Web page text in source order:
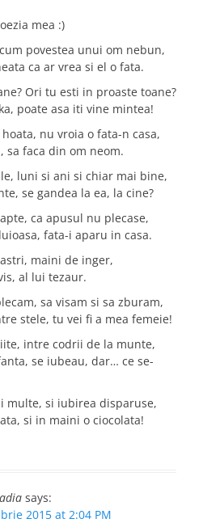
mea :)
povestea unui om nebun,
ca ar vrea si el o fata.
Ori tu esti in proaste toane?
poate asa iti vine mintea!
nu vroia o fata-n casa,
sa faca din om neom.
luni si ani si chiar mai bine,
se gandea la ea, la cine?
ca apusul nu plecase,
fata-i aparu in casa.
maini de inger,
al lui tezaur.
sa visam si sa zburam,
stele, tu vei fi a mea femeie!
intre codrii de la munte,
se iubeau, dar… ce se-
multe, si iubirea disparuse,
si in maini o ciocolata!
says:
2015 at 2:04 PM